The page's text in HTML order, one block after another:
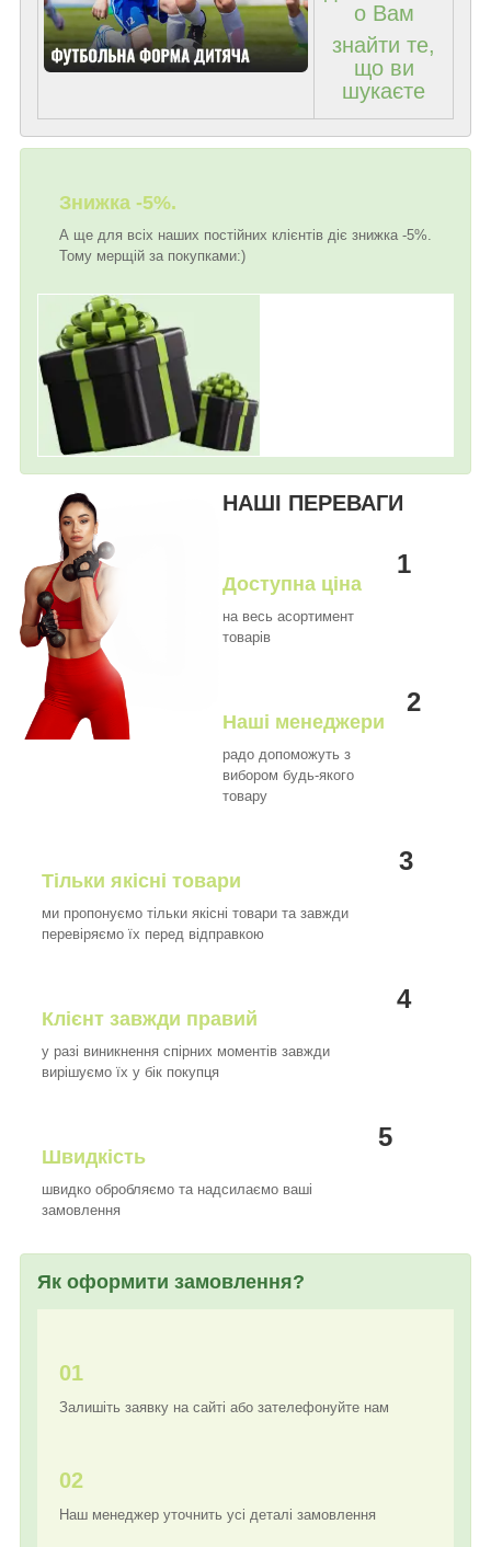
о Вам
знайти те,
що ви
шукаєте
Знижка -5%.
А ще для всіх наших постійних клієнтів діє знижка -5%.
Тому мерщій за покупками:)
НАШІ ПЕРЕВАГИ
1
Доступна ціна
на весь асортимент
товарів
2
Наші менеджери
радо допоможуть з
вибором будь-якого
товару
3
Тільки якісні товари
ми пропонуємо тільки якісні товари та завжди
перевіряємо їх перед відправкою
4
Клієнт завжди правий
у разі виникнення спірних моментів завжди
вирішуємо їх у бік покупця
5
Швидкість
швидко обробляємо та надсилаємо ваші
замовлення
Як оформити замовлення?
01
Залишіть заявку на сайті або зателефонуйте нам
02
Наш менеджер уточнить усі деталі замовлення